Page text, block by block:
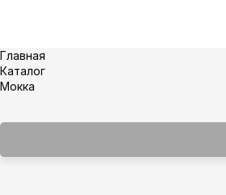
Главная
Каталог
Мокка